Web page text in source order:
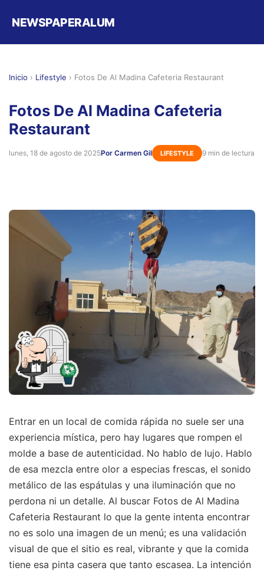
NEWSPAPERALUM
Inicio › Lifestyle › Fotos De Al Madina Cafeteria Restaurant
Fotos De Al Madina Cafeteria
Restaurant
lunes, 18 de agosto de 2025Por Carmen Gil LIFESTYLE 9 min de lectura
Entrar en un local de comida rápida no suele ser una
experiencia mística, pero hay lugares que rompen el
molde a base de autenticidad. No hablo de lujo. Hablo
de esa mezcla entre olor a especias frescas, el sonido
metálico de las espátulas y una iluminación que no
perdona ni un detalle. Al buscar Fotos de Al Madina
Cafeteria Restaurant lo que la gente intenta encontrar
no es solo una imagen de un menú; es una validación
visual de que el sitio es real, vibrante y que la comida
tiene esa pinta casera que tanto escasea. La intención